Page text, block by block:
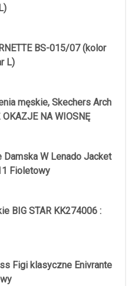
BS-015/07 (kolor
L)
męskie, Skechers Arch
OKAZJE NA WIOSNĘ
Damska W Lenado Jacket
Fioletowy
BIG STAR KK274006 :
Figi klasyczne Enivrante